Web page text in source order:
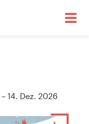
– 14. Dez. 2026